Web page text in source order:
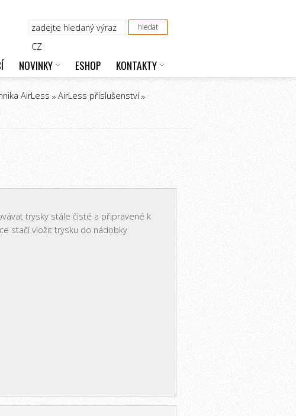
CZ
NOVINKY ESHOP KONTAKTY
AirLess
AirLess příslušenství
trysky stále čisté a připravené k
stačí vložit trysku do nádobky